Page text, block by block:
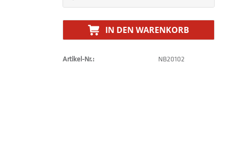
IN DEN WARENKORB
Artikel-Nr.: NB20102